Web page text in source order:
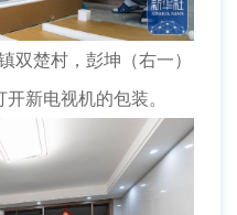
双楚村，彭坤（右一）
新电视机的包装。